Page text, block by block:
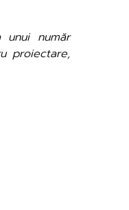
unui număr
proiectare,